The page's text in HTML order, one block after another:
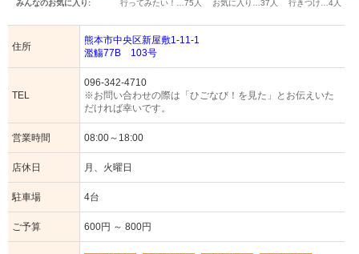
みんなのお気に入り: 行ってみたい！… 75人 お気に入り… 37人 行きつけ… 4人
住所
熊本市中央区新屋敷1-11-1
濫觴77B 103号
TEL
096-342-4710
※お問い合わせの際は「ひごなび！を見た」とお伝えいた
だければ幸いです。
営業時間 08:00～18:00
店休日 月、火曜日
駐車場 4台
ご予算 600円 ～ 800円